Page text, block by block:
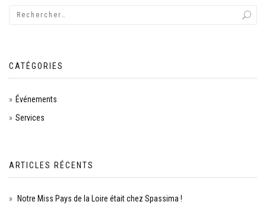
CATÉGORIES
Événements
Services
ARTICLES RÉCENTS
Notre Miss Pays de la Loire était chez Spassima !